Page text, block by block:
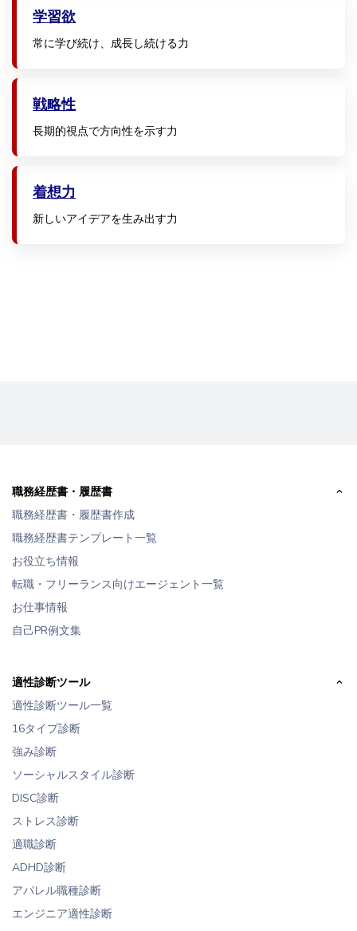
学習欲
常に学び続け、成長し続ける力
戦略性
長期的視点で方向性を示す力
着想力
新しいアイデアを生み出す力
職務経歴書・履歴書
職務経歴書・履歴書作成
職務経歴書テンプレート一覧
お役立ち情報
転職・フリーランス向けエージェント一覧
お仕事情報
自己PR例文集
適性診断ツール
適性診断ツール一覧
16タイプ診断
強み診断
ソーシャルスタイル診断
DISC診断
ストレス診断
適職診断
ADHD診断
アパレル職種診断
エンジニア適性診断